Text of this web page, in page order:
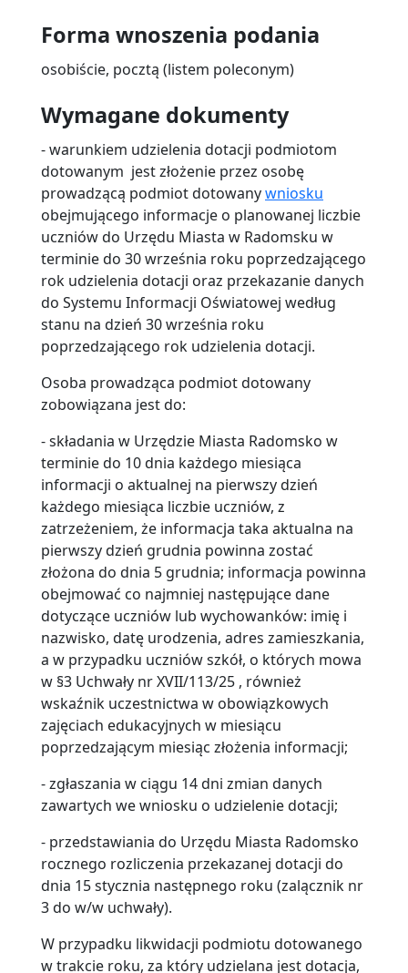
Forma wnoszenia podania
osobiście, pocztą (listem poleconym)
Wymagane dokumenty
- warunkiem udzielenia dotacji podmiotom
dotowanym jest złożenie przez osobę
prowadzącą podmiot dotowanywniosku
obejmującego informacje o planowanej liczbie
uczniów do Urzędu Miasta w Radomsku w
terminie do 30 września roku poprzedzającego
rok udzielenia dotacji oraz przekazanie danych
do Systemu Informacji Oświatowej według
stanu na dzień 30 września roku
poprzedzającego rok udzielenia dotacji.
Osoba prowadząca podmiot dotowany
zobowiązana jest do:
- składania w Urzędzie Miasta Radomsko w
terminie do 10 dnia każdego miesiąca
informacji o aktualnej na pierwszy dzień
każdego miesiąca liczbie uczniów, z
zatrzeżeniem, że informacja taka aktualna na
pierwszy dzień grudnia powinna zostać
złożona do dnia 5 grudnia; informacja powinna
obejmować co najmniej następujące dane
dotyczące uczniów lub wychowanków: imię i
nazwisko, datę urodzenia, adres zamieszkania,
a w przypadku uczniów szkół, o których mowa
w §3 Uchwały nr XVII/113/25 , również
wskaźnik uczestnictwa w obowiązkowych
zajęciach edukacyjnych w miesiącu
poprzedzającym miesiąc złożenia informacji;
- zgłaszania w ciągu 14 dni zmian danych
zawartych we wniosku o udzielenie dotacji;
- przedstawiania do Urzędu Miasta Radomsko
rocznego rozliczenia przekazanej dotacji do
dnia 15 stycznia następnego roku (zalącznik nr
3 do w/w uchwały).
W przypadku likwidacji podmiotu dotowanego
w trakcie roku, za który udzielana jest dotacja,